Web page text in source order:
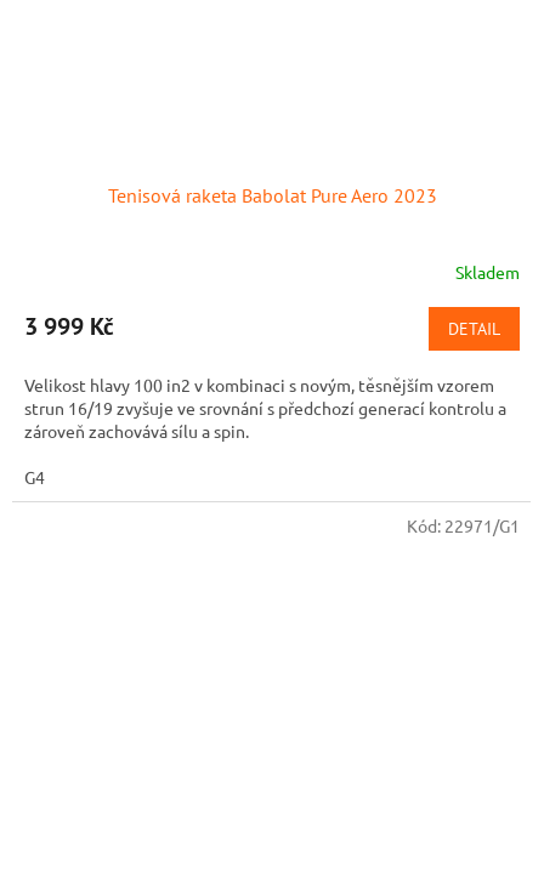
Tenisová raketa Babolat Pure Aero 2023
produktu
z
5
hvězdiček.
Skladem
3 999 Kč DETAIL
Velikost hlavy 100 in2 v kombinaci s novým, těsnějším vzorem
strun 16/19 zvyšuje ve srovnání s předchozí generací kontrolu a
zároveň zachovává sílu a spin.
G4
Kód: 22971/G1